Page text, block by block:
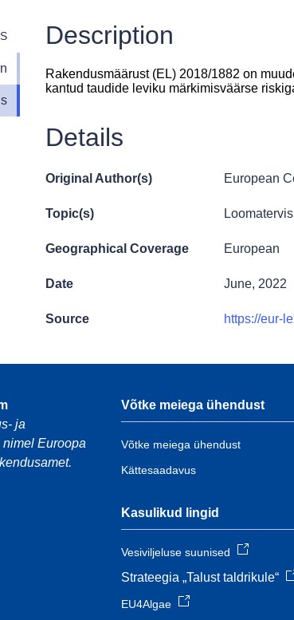
Description
Rakendusmäärust (EL) 2018/1882 on
kantud taudide leviku märkimisväärse
Details
Original Author(s) European
Topic(s)
Geographical Coverage European
Date June, 2022
Source https://eur-
ja
Euroopa
Võtke meiega ühendust
Võtke meiega ühendust
Kättesaadavus
Kasulikud lingid
Vesiviljeluse suunised
Strateegia „Talust taldrikule“
EU4Algae